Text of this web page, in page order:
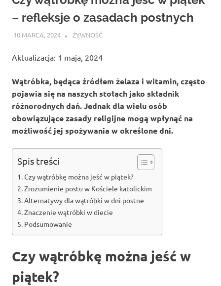
– refleksje o zasadach postnych
10 MARCA, 2024 ATROX
ŻYWNOŚĆ
Aktualizacja: 1 maja, 2024
Wątróbka, będąca źródłem żelaza i witamin, często
pojawia się na naszych stołach jako składnik
różnorodnych dań. Jednak dla wielu osób
obowiązujące zasady religijne mogą wpłynąć na
możliwość jej spożywania w określone dni.
Spis treści
Czy wątróbkę można jeść w piątek?
Zrozumienie postu w Kościele katolickim
Alternatywy dla wątróbki w dni postne
Znaczenie wątróbki w diecie
Podsumowanie
Czy wątróbkę można jeść w
piątek?